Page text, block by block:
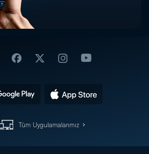
Tüm Uygulamalarımız